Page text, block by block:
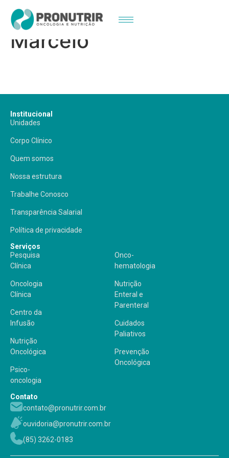
Dr. Alexandre
Marcelo
Institucional
Unidades
Corpo Clínico
Quem somos
Nossa estrutura
Trabalhe Conosco
Transparência Salarial
Política de privacidade
Serviços
Pesquisa
Clínica
Oncologia
Clínica
Centro da
Infusão
Nutrição
Oncológica
Psico-
oncologia
Onco-
hematologia
Nutrição
Enteral e
Parenteral
Cuidados
Paliativos
Prevenção
Oncológica
Contato
contato@pronutrir.com.br
ouvidoria@pronutrir.com.br
(85) 3262-0183